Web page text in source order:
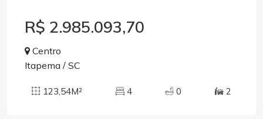
R$ 2.985.093,70
Centro
Itapema / SC
123,54M² 4 0 2